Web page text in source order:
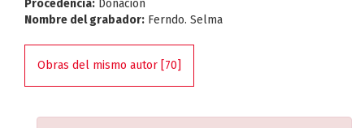
Procedencia: Donación
Nombre del grabador: Ferndo. Selma
Obras del mismo autor [70]